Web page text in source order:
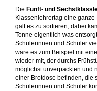
Die Fünft- und
Klassenlehrertag eine ganze
galt es zu sortieren, dabei
Tonne eigentlich was
Schülerinnen und Schüler
wäre es zum Beispiel mit
wieder mit, der durchs
möglichst unverpackten und
einer Brotdose befinden, die
Schülerinnen und Schüler